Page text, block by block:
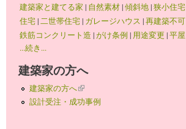
建築家と建てる家 | 自然素材|傾斜地|狭小住宅
住宅|二世帯住宅| ガレージハウス |再建築不可
鉄筋コンクリート造 |がけ条例 | 用途変更 |平屋
...続き...
建築家の方へ
建築家の方へ(link is external)
設計受注・成功事例